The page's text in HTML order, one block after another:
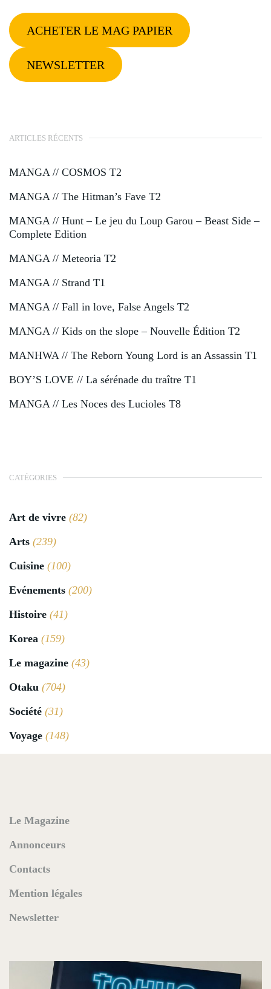
ACHETER LE MAG PAPIER
NEWSLETTER
ARTICLES RÉCENTS
MANGA // COSMOS T2
MANGA // The Hitman’s Fave T2
MANGA // Hunt – Le jeu du Loup Garou – Beast Side –
Complete Edition
MANGA // Meteoria T2
MANGA // Strand T1
MANGA // Fall in love, False Angels T2
MANGA // Kids on the slope – Nouvelle Édition T2
MANHWA // The Reborn Young Lord is an Assassin T1
BOY’S LOVE // La sérénade du traître T1
MANGA // Les Noces des Lucioles T8
CATÉGORIES
Art de vivre (82)
Arts (239)
Cuisine (100)
Evénements (200)
Histoire (41)
Korea (159)
Le magazine (43)
Otaku (704)
Société (31)
Voyage (148)
Le Magazine
Annonceurs
Contacts
Mention légales
Newsletter